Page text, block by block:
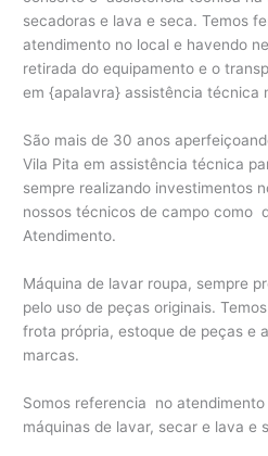
secadoras e lava e seca. Temos
atendimento no local e havendo
retirada do equipamento e o
em {apalavra} assistência técnica
São mais de 30 anos
Vila Pita em assistência técnica
sempre realizando investimentos
nossos técnicos de campo como
Atendimento.
Máquina de lavar roupa, sempre
pelo uso de peças originais.
frota própria, estoque de peças e
marcas.
Somos referencia no
máquinas de lavar, secar e lava e